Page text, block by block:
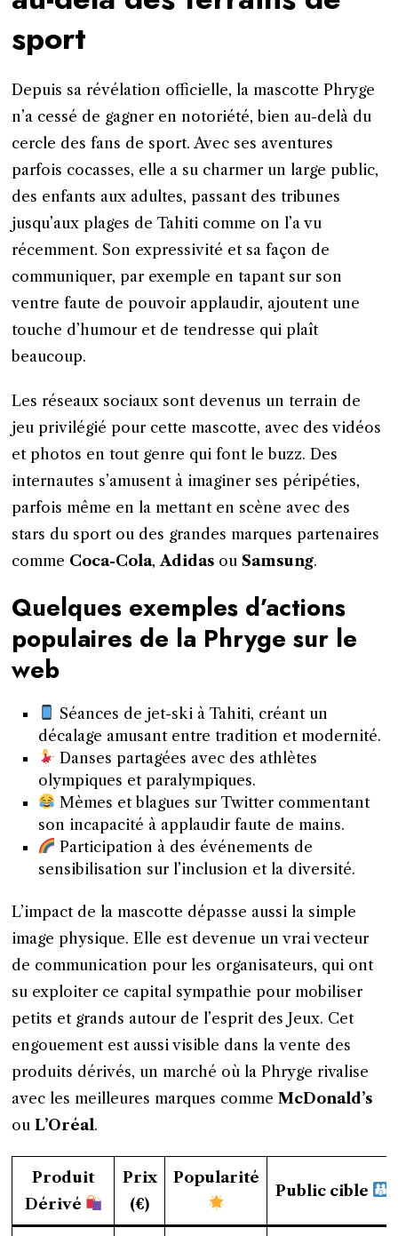
sport
Depuis sa révélation officielle, la mascotte Phryge
n’a cessé de gagner en notoriété, bien au-delà du
cercle des fans de sport. Avec ses aventures
parfois cocasses, elle a su charmer un large public,
des enfants aux adultes, passant des tribunes
jusqu’aux plages de Tahiti comme on l’a vu
récemment. Son expressivité et sa façon de
communiquer, par exemple en tapant sur son
ventre faute de pouvoir applaudir, ajoutent une
touche d’humour et de tendresse qui plaît
beaucoup.
Les réseaux sociaux sont devenus un terrain de
jeu privilégié pour cette mascotte, avec des vidéos
et photos en tout genre qui font le buzz. Des
internautes s’amusent à imaginer ses péripéties,
parfois même en la mettant en scène avec des
stars du sport ou des grandes marques partenaires
comme Coca-Cola, Adidas ouSamsung.
Quelques exemples d’actions
populaires de la Phryge sur le
web
Séances de jet-ski à Tahiti, créant un
décalage amusant entre tradition et modernité.
Danses partagées avec des athlètes
olympiques et paralympiques.
Mèmes et blagues sur Twitter commentant
son incapacité à applaudir faute de mains.
Participation à des événements de
sensibilisation sur l’inclusion et la diversité.
L’impact de la mascotte dépasse aussi la simple
image physique. Elle est devenue un vrai vecteur
de communication pour les organisateurs, qui ont
su exploiter ce capital sympathie pour mobiliser
petits et grands autour de l’esprit des Jeux. Cet
engouement est aussi visible dans la vente des
produits dérivés, un marché où la Phryge rivalise
avec les meilleures marques commeMcDonald’s
ouL’Oréal.
Produit
Dérivé
Prix
(€)
Popularité
Public cible